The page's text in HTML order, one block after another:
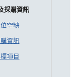
採購資訊
空缺
資訊
項目